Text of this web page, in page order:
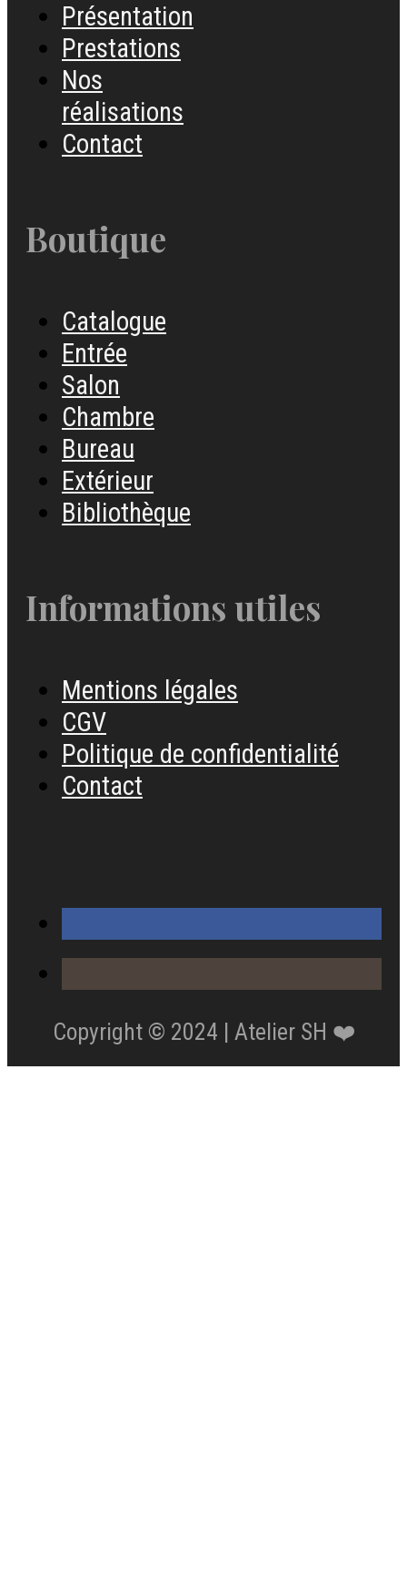
Présentation
Prestations
Nos
réalisations
Contact
Boutique
Catalogue
Entrée
Salon
Chambre
Bureau
Extérieur
Bibliothèque
Informations utiles
Mentions légales
CGV
Politique de confidentialité
Contact
Copyright © 2024 | Atelier SH ❤️